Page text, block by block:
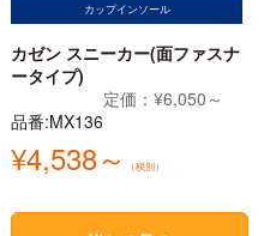
カップインソール
カゼン スニーカー(面ファスナ
ータイプ)
品番:MX136
定価：¥6,050～
¥4,538～ （税別）